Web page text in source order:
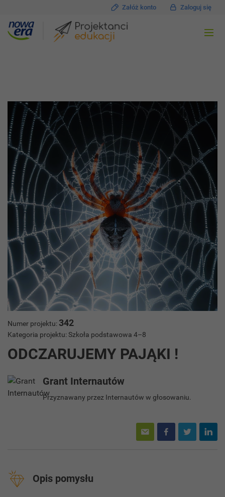
Załóż konto Zaloguj się
Numer projektu: 342
Kategoria projektu: Szkoła podstawowa 4–8
ODCZARUJEMY PAJĄKI !
Grant Internautów
Przyznawany przez Internautów w głosowaniu.
Opis pomysłu